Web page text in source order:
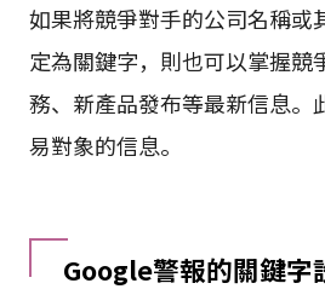
如果將競爭對手的公司名稱或
定為關鍵字，則也可以掌握競
務、新產品發布等最新信息。
易對象的信息。
Google警報的關鍵字